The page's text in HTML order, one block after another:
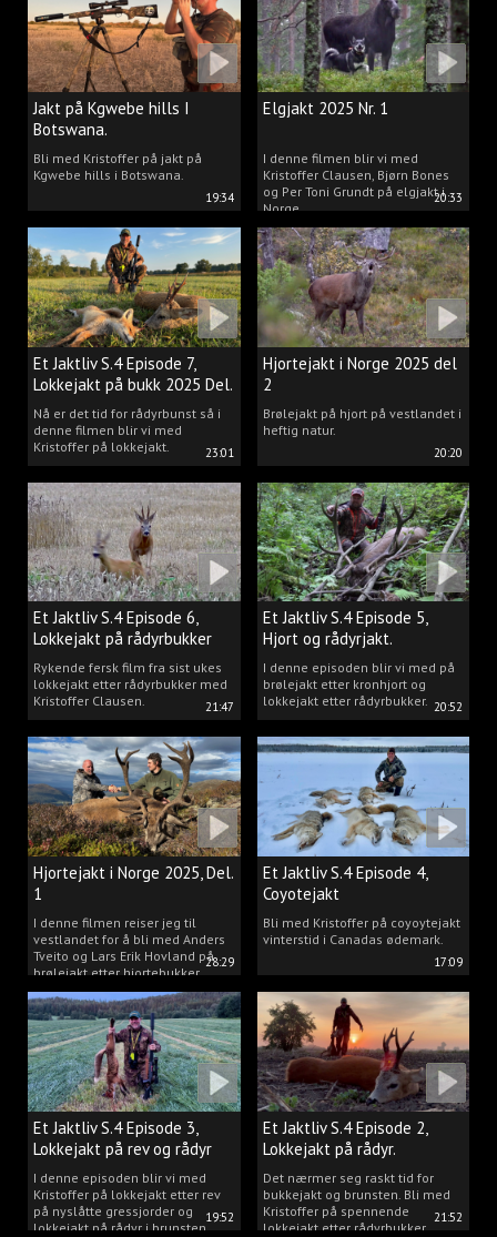
19:34
Jakt på Kgwebe hills I
Botswana.
Bli med Kristoffer på jakt på
Kgwebe hills i Botswana.
20:33
Elgjakt 2025 Nr. 1
I denne filmen blir vi med
Kristoffer Clausen, Bjørn Bones
og Per Toni Grundt på elgjakt i
Norge.
23:01
Et Jaktliv S.4 Episode 7,
Lokkejakt på bukk 2025 Del.
2
Nå er det tid for rådyrbunst så i
denne filmen blir vi med
Kristoffer på lokkejakt.
20:20
Hjortejakt i Norge 2025 del
2
Brølejakt på hjort på vestlandet i
heftig natur.
21:47
Et Jaktliv S.4 Episode 6,
Lokkejakt på rådyrbukker
2025 Del.1
Rykende fersk film fra sist ukes
lokkejakt etter rådyrbukker med
Kristoffer Clausen.
20:52
Et Jaktliv S.4 Episode 5,
Hjort og rådyrjakt.
I denne episoden blir vi med på
brølejakt etter kronhjort og
lokkejakt etter rådyrbukker.
28:29
Hjortejakt i Norge 2025, Del.
1
I denne filmen reiser jeg til
vestlandet for å bli med Anders
Tveito og Lars Erik Hovland på
brølejakt etter hjortebukker.
17:09
Et Jaktliv S.4 Episode 4,
Coyotejakt
Bli med Kristoffer på coyoytejakt
vinterstid i Canadas ødemark.
19:52
Et Jaktliv S.4 Episode 3,
Lokkejakt på rev og rådyr
2025.
I denne episoden blir vi med
Kristoffer på lokkejakt etter rev
på nyslåtte gressjorder og
lokkejakt på rådyr i brunsten.
21:52
Et Jaktliv S.4 Episode 2,
Lokkejakt på rådyr.
Det nærmer seg raskt tid for
bukkejakt og brunsten. Bli med
Kristoffer på spennende
lokkejakt etter rådyrbukker.